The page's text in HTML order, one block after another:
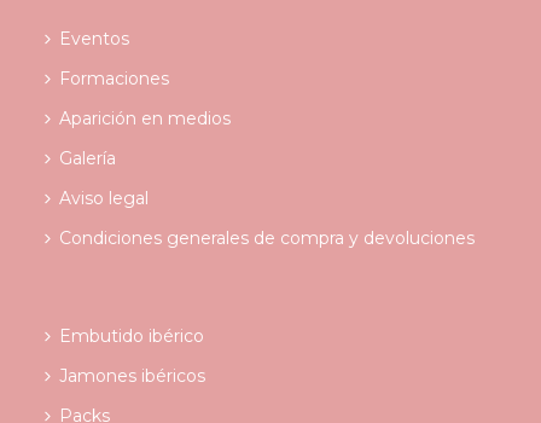
Eventos
Formaciones
Aparición en medios
Galería
Aviso legal
Condiciones generales de compra y devoluciones
Embutido ibérico
Jamones ibéricos
Packs